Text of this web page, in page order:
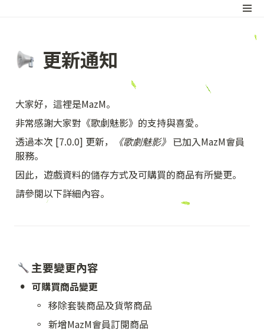
更新通知
大家好，這裡是MazM。
非常感謝大家對《歌劇魅影》的支持與喜愛。
透過本次 [7.0.0] 更新，
《歌劇魅影》 已加入MazM會員
服務。
因此，遊戲資料的儲存方式及可購買的商品有所變更。
請參閱以下詳細內容。
主要變更內容
• 可購買商品變更
◦ 移除套裝商品及貨幣商品
◦ 新增MazM會員訂閱商品